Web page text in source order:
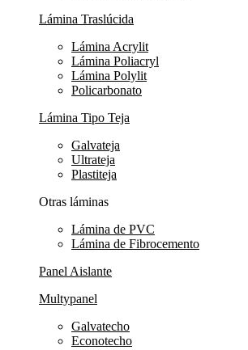
Lámina Traslúcida
Lámina Acrylit
Lámina Poliacryl
Lámina Polylit
Policarbonato
Lámina Tipo Teja
Galvateja
Ultrateja
Plastiteja
Otras láminas
Lámina de PVC
Lámina de Fibrocemento
Panel Aislante
Multypanel
Galvatecho
Econotecho